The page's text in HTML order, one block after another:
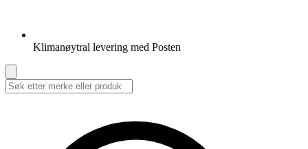
Klimanøytral levering med Posten